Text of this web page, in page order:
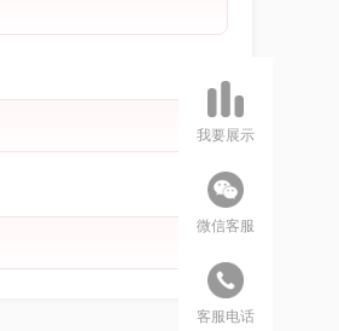
我要展示
微信客服
客服电话